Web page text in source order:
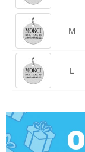
M
L